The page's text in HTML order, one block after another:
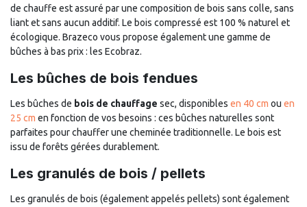
de chauffe est assuré par une composition de bois sans colle, sans
liant et sans aucun additif. Le bois compressé est 100 % naturel et
écologique. Brazeco vous propose également une gamme de
bûches à bas prix : les Ecobraz.
Les bûches de bois fendues
Les bûches de bois de chauffage sec, disponibles en 40 cm ou en
25 cm en fonction de vos besoins : ces bûches naturelles sont
parfaites pour chauffer une cheminée traditionnelle. Le bois est
issu de forêts gérées durablement.
Les granulés de bois / pellets
Les granulés de bois (également appelés pellets) sont également